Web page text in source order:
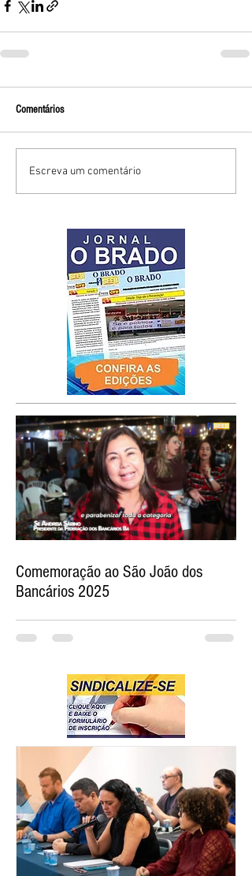
Comentários
Escreva um comentário
Comemoração ao São João dos
Bancários 2025